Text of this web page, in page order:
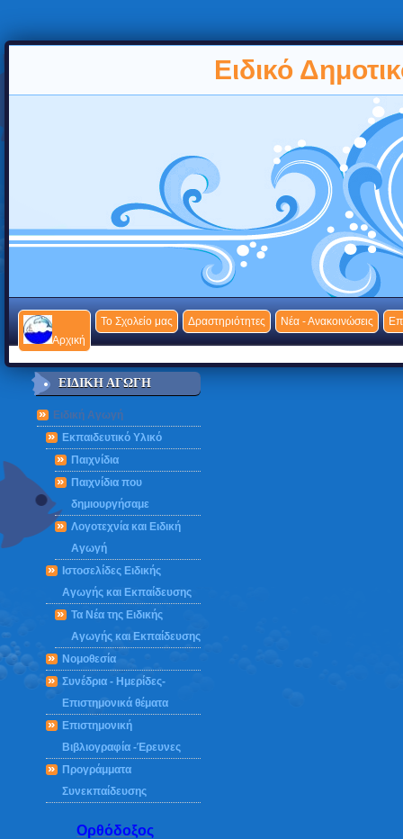
Ειδικό
Αρχική
Το Σχολείο μας Δραστηριότητες Νέα - Ανακοινώσεις
ΕΙΔΙΚΉ ΑΓΩΓΉ
Ειδική Αγωγή
Εκπαιδευτικό Υλικό
Παιχνίδια
Παιχνίδια που
δημιουργήσαμε
Λογοτεχνία και Ειδική
Αγωγή
Ιστοσελίδες Ειδικής
Αγωγής και Εκπαίδευσης
Τα Νέα της Ειδικής
Αγωγής και Εκπαίδευσης
Νομοθεσία
Συνέδρια - Ημερίδες-
Επιστημονικά θέματα
Επιστημονική
Βιβλιογραφία -Έρευνες
Προγράμματα
Συνεκπαίδευσης
Ορθόδοξος